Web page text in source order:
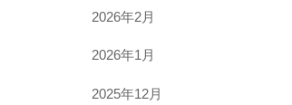
2026年2月
2026年1月
2025年12月